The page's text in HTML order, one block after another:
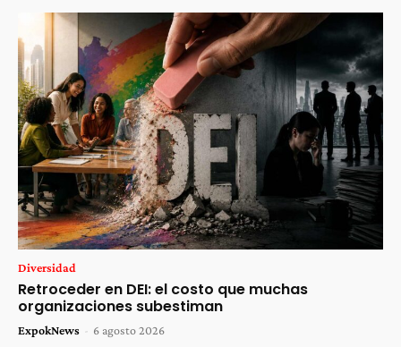
Diversidad
Retroceder en DEI: el costo que muchas
organizaciones subestiman
ExpokNews - 6 agosto 2026